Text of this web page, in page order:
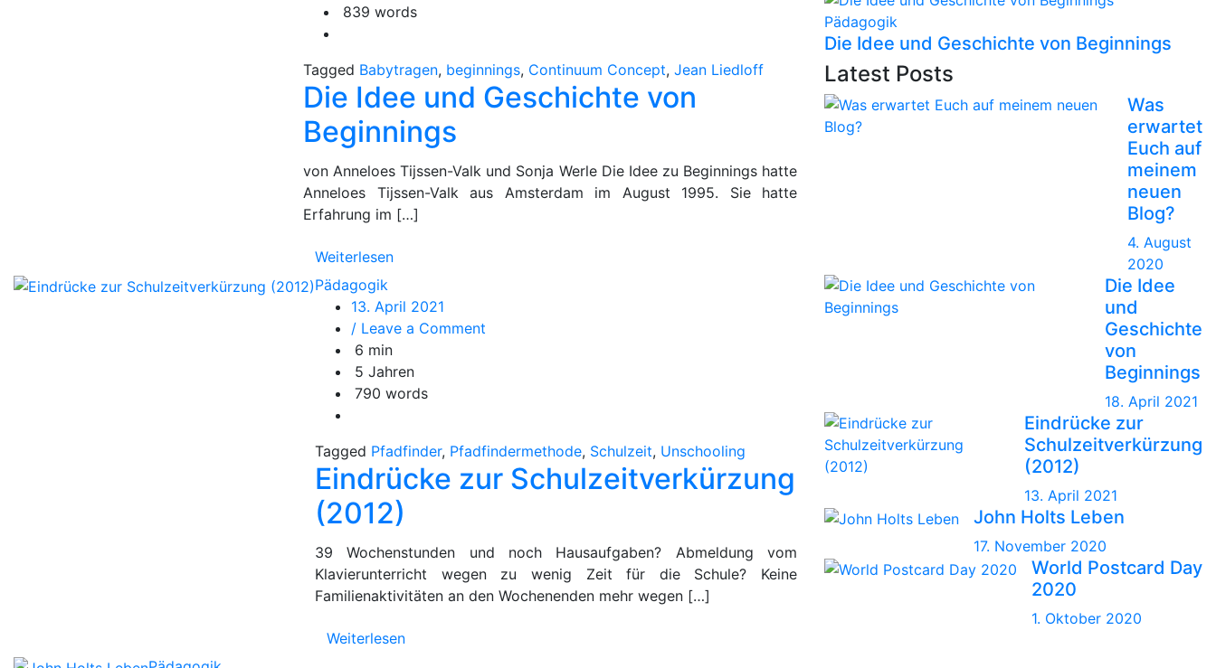
Beginnings
839 words
Tagged Babytragen, beginnings, Continuum Concept, Jean Liedloff
Die Idee und Geschichte von
Beginnings
von Anneloes Tijssen-Valk und Sonja Werle Die Idee zu Beginnings hatte
Anneloes Tijssen-Valk aus Amsterdam im August 1995. Sie hatte
Erfahrung im […]
Weiterlesen
Pädagogik
13. April 2021
/ Leave a Comment
6 min
5 Jahren
790 words
Tagged Pfadfinder, Pfadfindermethode, Schulzeit, Unschooling
Eindrücke zur Schulzeitverkürzung
(2012)
39 Wochenstunden und noch Hausaufgaben? Abmeldung vom
Klavierunterricht wegen zu wenig Zeit für die Schule? Keine
Familienaktivitäten an den Wochenenden mehr wegen […]
Weiterlesen
Pädagogik
Die Idee und Geschichte von Beginnings
Latest Posts
Was
erwartet
Euch auf
meinem
neuen
Blog?
4. August
2020
Die Idee
und
Geschichte
von
Beginnings
18. April 2021
Eindrücke zur
Schulzeitverkürzung
(2012)
13. April 2021
John Holts Leben
17. November 2020
World Postcard Day
2020
1. Oktober 2020